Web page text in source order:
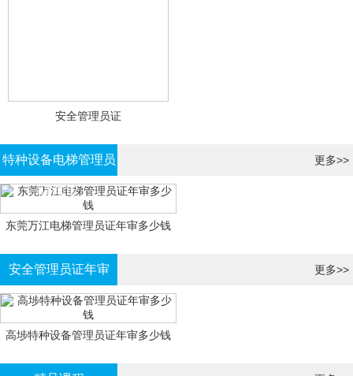
安全管理员证
特种设备电梯管理员
证年审
更多>>
东莞万江电梯管理员证年审多少钱
安全管理员证年审 更多>>
高埗特种设备管理员证年审多少钱